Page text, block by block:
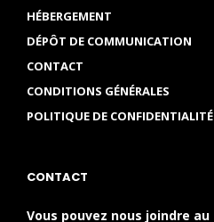
HÉBERGEMENT
DÉPÔT DE COMMUNICATION
CONTACT
CONDITIONS GÉNÉRALES
POLITIQUE DE CONFIDENTIALITÉ
CONTACT
Vous pouvez nous joindre au